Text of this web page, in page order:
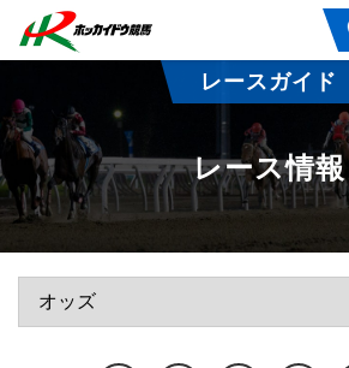
レースガイド
レース情報